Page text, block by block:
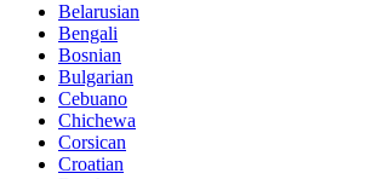
Belarusian
Bengali
Bosnian
Bulgarian
Cebuano
Chichewa
Corsican
Croatian